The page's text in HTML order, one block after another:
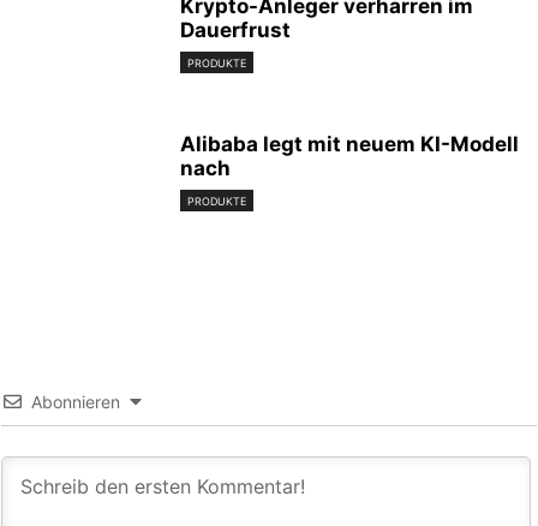
Krypto-Anleger verharren im
Dauerfrust
PRODUKTE
Alibaba legt mit neuem KI-Modell
nach
PRODUKTE
Abonnieren